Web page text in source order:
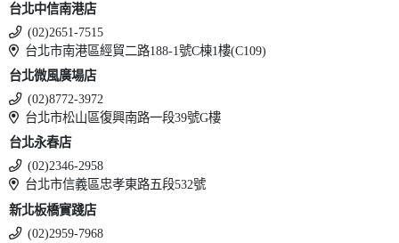
台北中信南港店
(02)2651-7515
台北市南港區經貿二路188-1號C棟1樓(C109)
台北微風廣場店
(02)8772-3972
台北市松山區復興南路一段39號G樓
台北永春店
(02)2346-2958
台北市信義區忠孝東路五段532號
新北板橋實踐店
(02)2959-7968